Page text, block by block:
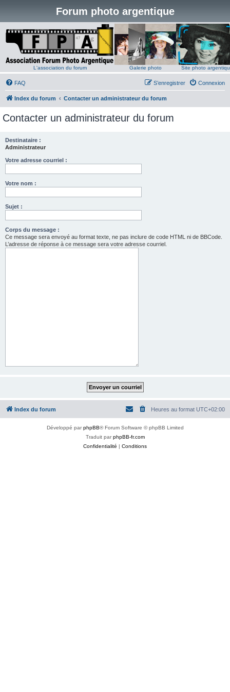
Forum photo argentique
L'association du forum Galerie photo Site photo
FAQ Connexion
S’enregistrer
Index du forum Contacter un administrateur du forum
Contacter un administrateur du forum
Destinataire :
Administrateur
Votre adresse courriel :
Votre nom :
Sujet :
Corps du message :
Ce message sera envoyé au format texte, ne pas inclure de code HTML ni de BBCode.
L’adresse de réponse à ce message sera votre adresse courriel.
Index du forum Heures au format UTC+02:00
Développé parphpBB® Forum Software © phpBB Limited
Traduit parphpBB-fr.com
Confidentialité | Conditions